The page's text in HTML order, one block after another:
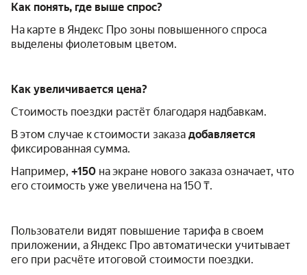
Как понять, где выше спрос?
На карте в Яндекс Про зоны повышенного спроса
выделены фиолетовым цветом.
Как увеличивается цена?
Стоимость поездки растёт благодаря надбавкам.
В этом случае к стоимости заказа добавляется
фиксированная сумма.
Например, +150 на экране нового заказа означает, что
его стоимость уже увеличена на 150 ₸.
Пользователи видят повышение тарифа в своем
приложении, а Яндекс Про автоматически учитывает
его при расчёте итоговой стоимости поездки.